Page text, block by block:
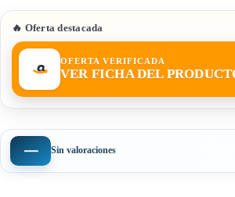
🔥 Oferta destacada
OFERTA VERIFICADA
VER FICHA DEL
— Sin valoraciones